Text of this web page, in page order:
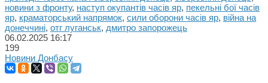
новини з фронту, наступ окупантів часів яр, пекельні бої часів
яр, краматорський напрямок, сили оборони часів яр, війна на
донеччині, отг луганськ, дмитро запорожець
06.02.2025 16:17
199
Новини Донбасу